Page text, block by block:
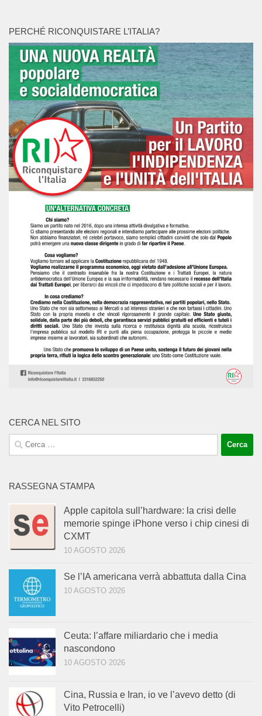
PERCHÉ RICONQUISTARE L’ITALIA?
CERCA NEL SITO
Ricerca
per:
RASSEGNA STAMPA
Apple capitola sull’hardware: la crisi delle
memorie spinge iPhone verso i chip cinesi di
CXMT
10 AGOSTO 2026
Se l’IA americana verrà abbattuta dalla Cina
10 AGOSTO 2026
Ceuta: l’affare miliardario che i media
nascondono
10 AGOSTO 2026
Cina, Russia e Iran, io ve l’avevo detto (di
Vito Petrocelli)